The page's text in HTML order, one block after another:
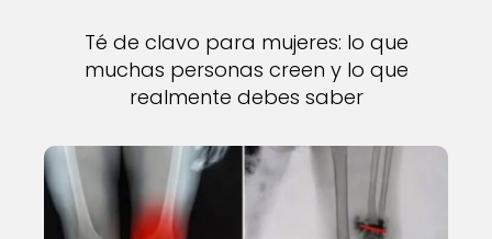
Té de clavo para mujeres: lo que
muchas personas creen y lo que
realmente debes saber